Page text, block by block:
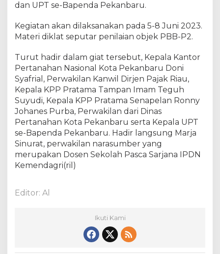
dan UPT se-Bapenda Pekanbaru.
Kegiatan akan dilaksanakan pada 5-8 Juni 2023.
Materi diklat seputar penilaian objek PBB-P2.
Turut hadir dalam giat tersebut, Kepala Kantor
Pertanahan Nasional Kota Pekanbaru Doni
Syafrial, Perwakilan Kanwil Dirjen Pajak Riau,
Kepala KPP Pratama Tampan Imam Teguh
Suyudi, Kepala KPP Pratama Senapelan Ronny
Johanes Purba, Perwakilan dari Dinas
Pertanahan Kota Pekanbaru serta Kepala UPT
se-Bapenda Pekanbaru. Hadir langsung Marja
Sinurat, perwakilan narasumber yang
merupakan Dosen Sekolah Pasca Sarjana IPDN
Kemendagri(ril)
Editor: Al
Ikuti Kami